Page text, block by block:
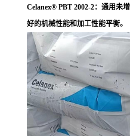
Celanex® PBT 2002-2：通用未
好的机械性能和加工性能平衡。